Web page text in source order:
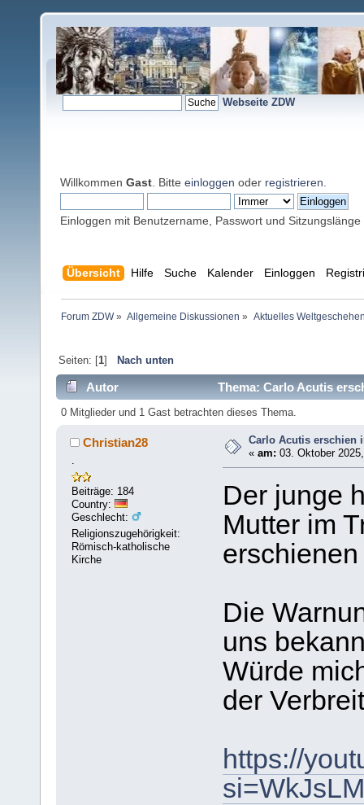
Webseite ZDW
Willkommen Gast . Bitte einloggen oder registrieren
Einloggen mit Benutzername, Passwort und Sitzungslänge
Übersicht Hilfe Suche Kalender Einloggen
Forum ZDW» Allgemeine Diskussionen » Aktuelles
Seiten: [1] Nach unten
Autor Thema: Carlo Acutis
0 Mitglieder und 1 Gast betrachten dieses Thema.
Christian28
Beiträge: 184
Country:
Geschlecht:
Religionszugehörigkeit:
Römisch-katholische
Kirche
Carlo Acutis erschien
«am: 03. Oktober
Der junge
Mutter im
erschienen
Die
uns
Würde
der
https://